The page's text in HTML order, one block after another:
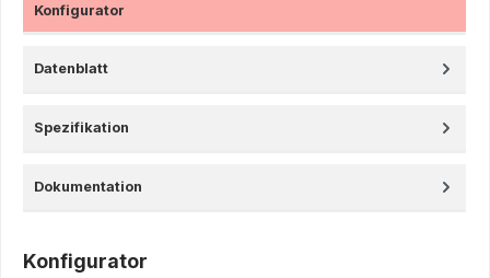
Konfigurator
Datenblatt
Spezifikation
Dokumentation
Konfigurator